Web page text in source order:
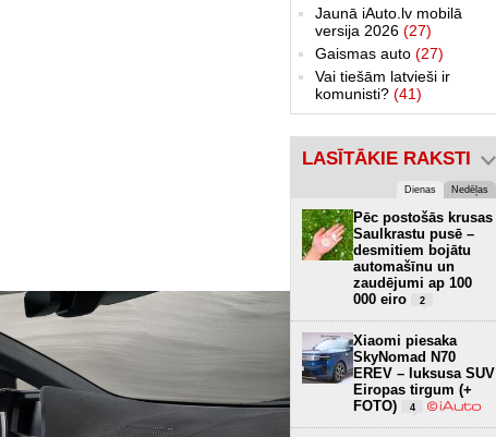
Jaunā iAuto.lv mobilā
versija 2026 (27)
Gaismas auto (27)
Vai tiešām latvieši ir
komunisti? (41)
LASĪTĀKIE RAKSTI
Dienas Nedēļas
Pēc postošās krusas
Saulkrastu pusē –
desmitiem bojātu
automašīnu un
zaudējumi ap 100
000 eiro
2
Xiaomi piesaka
SkyNomad N70
EREV – luksusa SUV
Eiropas tirgum (+
FOTO)
4